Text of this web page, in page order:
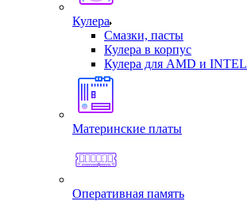
Кулера
Смазки, пасты
Кулера в корпус
Кулера для AMD и INTEL
Материнские платы
Оперативная память